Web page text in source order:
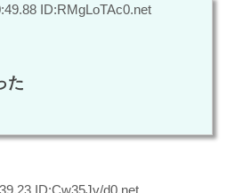
ID:RMgLoTAc0.net
た
ID:Cw35Jv/d0.net